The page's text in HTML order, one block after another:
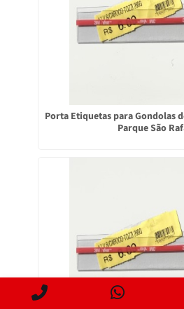
Porta Etiquetas para Gondolas
Parque São